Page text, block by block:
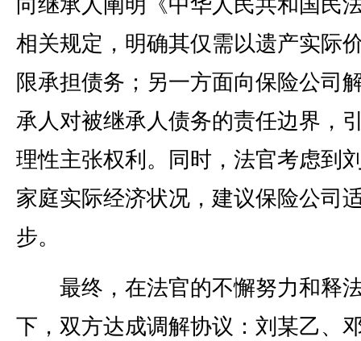
向继承人阐明《中华人民共和国民
相关规定，明确其仅需以遗产实际
限承担债务；另一方面向保险公司
承人对被继承人债务的责任边界，
理性主张权利。同时，法官考虑到
家庭实际经济状况，建议保险公司
步。
最终，在法官的不懈努力和释
下，双方达成调解协议：刘某乙、